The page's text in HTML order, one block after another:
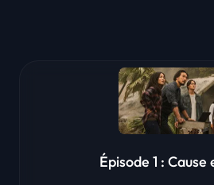
Épisode 1 :